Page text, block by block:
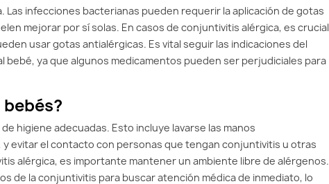
Las infecciones bacterianas pueden requerir la aplicación de gotas
mejorar por sí solas. En casos de conjuntivitis alérgica, es crucial
usar gotas antialérgicas. Es vital seguir las indicaciones del
ya que algunos medicamentos pueden ser perjudiciales para
higiene adecuadas. Esto incluye lavarse las manos
evitar el contacto con personas que tengan conjuntivitis u otras
alérgica, es importante mantener un ambiente libre de alérgenos.
de la conjuntivitis para buscar atención médica de inmediato, lo